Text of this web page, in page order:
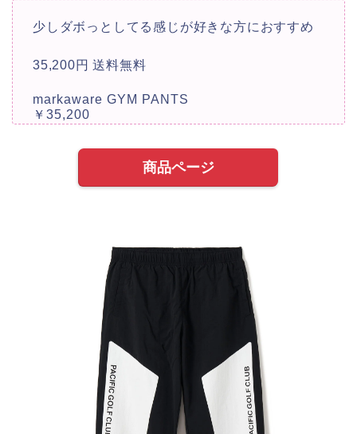
少しダボっとしてる感じが好きな方におすすめ
35,200円 送料無料
markaware GYM PANTS
￥35,200
商品ページ